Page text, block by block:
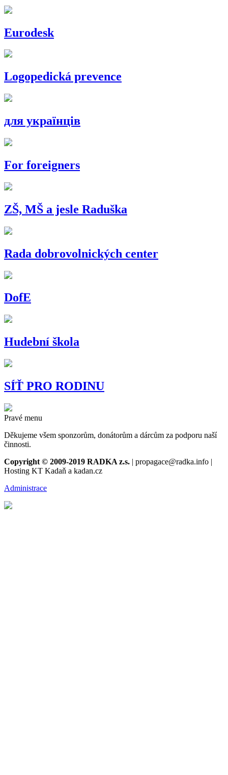
Eurodesk
Logopedická prevence
для українців
For foreigners
ZŠ, MŠ a jesle Raduška
Rada dobrovolnických center
DofE
Hudební škola
SÍŤ PRO RODINU
Pravé menu
Děkujeme všem sponzorům, donátorům a dárcům za podporu naší
činnosti.
Copyright © 2009-2019 RADKA z.s. | propagace@radka.info |
Hosting KT Kadaň a kadan.cz
Administrace